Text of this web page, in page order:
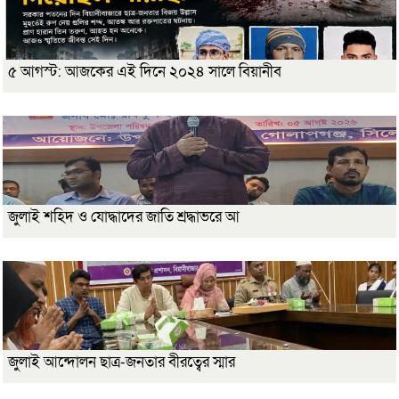
৫ আগস্ট: আজকের এই দিনে ২০২৪ সালে বিয়ানীব
জুলাই শহিদ ও যোদ্ধাদের জাতি শ্রদ্ধাভরে আ
জুলাই আন্দোলন ছাত্র-জনতার বীরত্বের স্মার